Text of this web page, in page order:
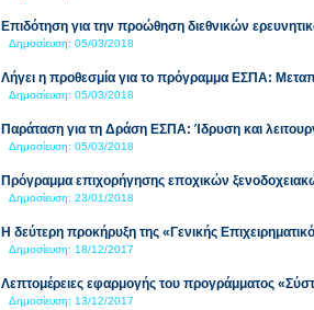
Επιδότηση για την προώθηση διεθνικών
Δημοσίευση: 05/03/2018
Λήγει η προθεσμία για το πρόγραμμα ΕΣΠΑ:
Δημοσίευση: 05/03/2018
Παράταση για τη Δράση ΕΣΠΑ: Ίδρυση και
Δημοσίευση: 05/03/2018
Πρόγραμμα επιχορήγησης εποχικών
Δημοσίευση: 23/01/2018
Η δεύτερη προκήρυξη της «Γενικής
Δημοσίευση: 18/12/2017
Λεπτομέρειες εφαρμογής του προγράμματος
Δημοσίευση: 13/12/2017